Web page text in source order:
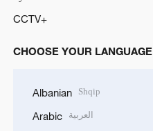
CCTV+
CHOOSE YOUR LANGUAGE
Albanian Shqip
Arabic العربية